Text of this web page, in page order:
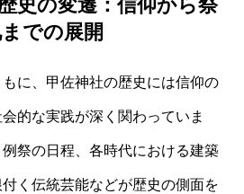
史の変遷：信仰から祭
での展開
に、甲佐神社の歴史には信仰の
的な実践が深く関わっていま
祭の日程、各時代における建築
く伝統芸能などが歴史の側面を